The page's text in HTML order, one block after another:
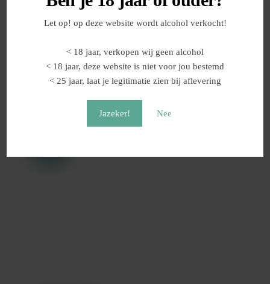
Let op! op deze website wordt alcohol verkocht!
< 18 jaar, verkopen wij geen alcohol
< 18 jaar, deze website is niet voor jou bestemd
< 25 jaar, laat je legitimatie zien bij aflevering
Jazeker! Nee
Locatie Van Het Evenement
VomFASS Wassenaar, Langstraat 39, wassenaar, 2242KK,
Vind Op Kaart
Gerelateerde evenementen